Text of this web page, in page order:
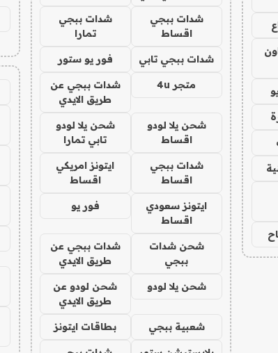
شدات ببجي
اقساط
شدات ببجي
تمارا
شدات ببجي تابي فور يو ستور
متجر 4u
شدات ببجي عن
طريق الايدي
شحن يلا لودو
اقساط
شحن يلا لودو
تابي تمارا
شدات ببجي
اقساط
ايتونز امريكي
اقساط
ايتونز سعودي
اقساط
فور يو
شحن شدات
ببجي
شدات ببجي عن
طريق الايدي
شحن يلا لودو
شحن لودو عن
طريق الايدي
شعبية ببجي بطاقات ايتونز